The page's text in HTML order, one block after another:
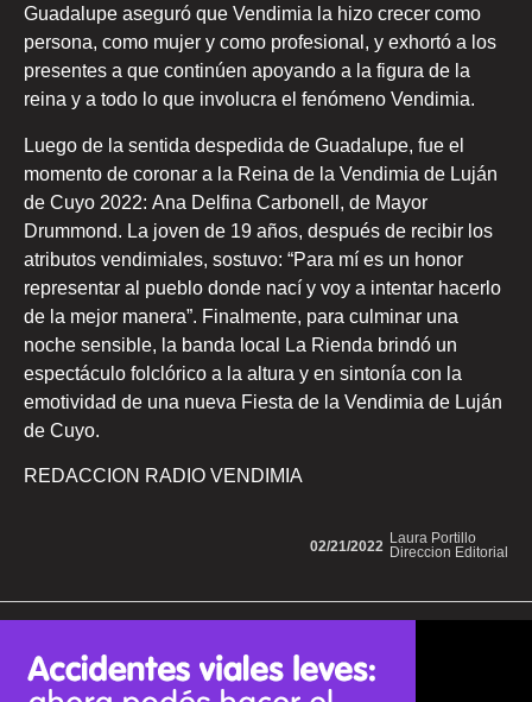
Guadalupe aseguró que Vendimia la hizo crecer como
persona, como mujer y como profesional, y exhortó a los
presentes a que continúen apoyando a la figura de la
reina y a todo lo que involucra el fenómeno Vendimia.
Luego de la sentida despedida de Guadalupe, fue el
momento de coronar a la Reina de la Vendimia de Luján
de Cuyo 2022: Ana Delfina Carbonell, de Mayor
Drummond. La joven de 19 años, después de recibir los
atributos vendimiales, sostuvo: “Para mí es un honor
representar al pueblo donde nací y voy a intentar hacerlo
de la mejor manera”. Finalmente, para culminar una
noche sensible, la banda local La Rienda brindó un
espectáculo folclórico a la altura y en sintonía con la
emotividad de una nueva Fiesta de la Vendimia de Luján
de Cuyo.
REDACCION RADIO VENDIMIA
Laura Portillo
Direccion Editorial
02/21/2022